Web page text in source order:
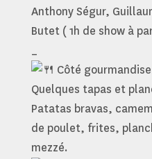
Anthony Ségur,
Butet ( 1h de show à
Côté
Quelques tapas et
Patatas bravas,
de poulet, frites,
mezzé.